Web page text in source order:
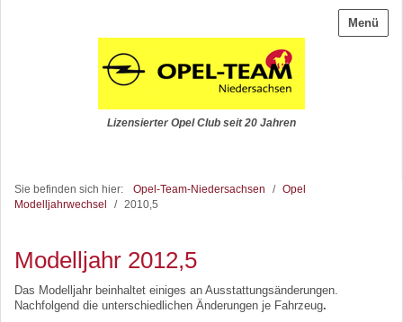
Menü
Lizensierter Opel Club seit 20 Jahren
Sie befinden sich hier: Opel-Team-Niedersachsen /
Opel
Modelljahrwechsel
/ 2010,5
Modelljahr 2012,5
Das Modelljahr beinhaltet einiges an Ausstattungsänderungen.
Nachfolgend die unterschiedlichen Änderungen je Fahrzeug.